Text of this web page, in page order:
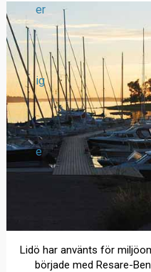
er
ig
e
Lidö har använts för
började med Resare-